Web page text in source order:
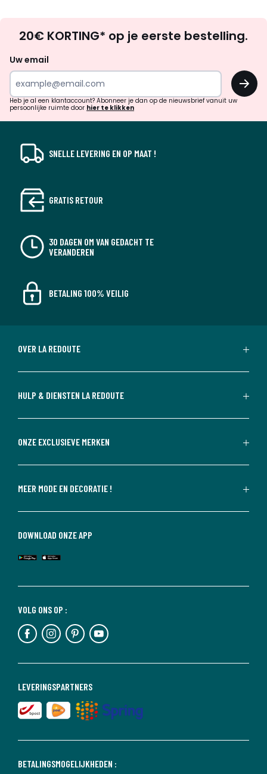
zoek
inspiratie
verrassingen?
20€ KORTING* op je eerste bestelling.
Uw email
OK
Heb je al een klantaccount? Abonneer je dan op de nieuwsbrief vanuit uw
persoonlijke ruimte door hier te klikken
SNELLE LEVERING EN OP MAAT !
GRATIS RETOUR
30 DAGEN OM VAN GEDACHT TE
VERANDEREN
BETALING 100% VEILIG
OVER LA REDOUTE
HULP & DIENSTEN LA REDOUTE
ONZE EXCLUSIEVE MERKEN
MEER MODE EN DECORATIE !
BETALINGSMOGELIJKHEDEN :
LEVERINGSPARTNERS
VOLG ONS OP :
DOWNLOAD ONZE APP